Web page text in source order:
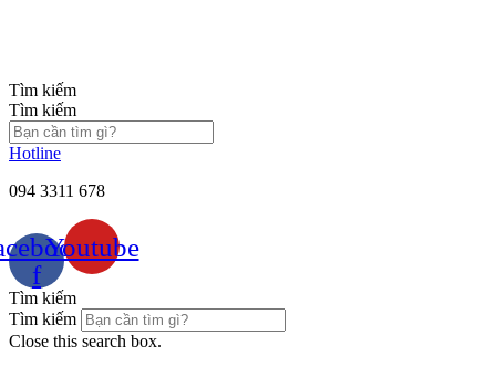
Tìm kiếm
Tìm kiếm
Hotline
094 3311 678
f
Youtube
Tìm kiếm
Tìm kiếm
Close this search box.